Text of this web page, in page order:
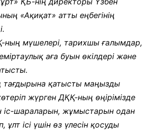
«Ақиқат» атты еңбегінің
ның мүшелері, тарихшы ғалымдар,
аға буын өкілдері және
қатысты маңызды
жүрген ДҚҚ-ның өңірімізде
іс-шараларын, жұмыстарын одан
ұлт ісі үшін өз үлесін қосуды